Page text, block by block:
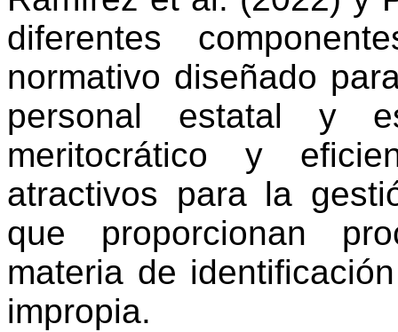
diferentes
normativo diseñado
personal estatal y
meritocrático y
atractivos para la
que proporcionan
materia de
impropia.